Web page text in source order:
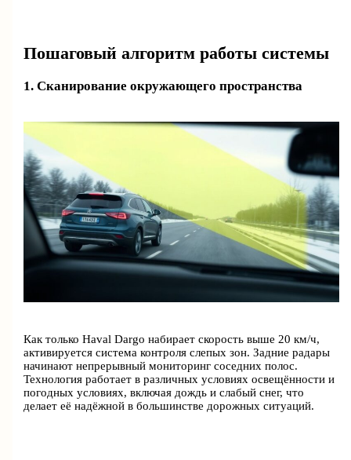
Пошаговый алгоритм работы системы
1. Сканирование окружающего пространства
Как только Haval Dargo набирает скорость выше 20 км/ч,
активируется система контроля слепых зон. Задние радары
начинают непрерывный мониторинг соседних полос.
Технология работает в различных условиях освещённости и
погодных условиях, включая дождь и слабый снег, что
делает её надёжной в большинстве дорожных ситуаций.